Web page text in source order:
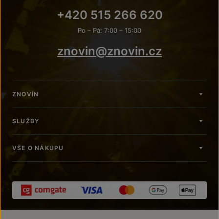
+420 515 266 620
Po – Pá: 7:00 – 15:00
znovin@znovin.cz
ZNOVÍN
SLUŽBY
VŠE O NÁKUPU